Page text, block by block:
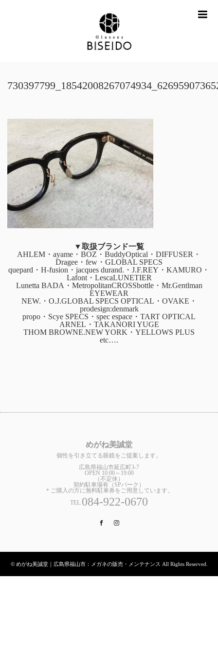
▼取扱ブランド一覧
AHLEM・ayame・BOZ・BuddyOptical・DIFFUSER・
Dragee・few・GLOBAL SPECS
quepard・H-fusion・jacques durand.・J.F.REY・KAMURO・
Lafont・LescaLUNETIER
Lunetta BADA・MetropolitanCROSSbottle・Mr.Gentlman
EYEWEAR
NEW.・O.J.GLOBAL SPECS OPTICAL・OVAKE・
prodesign:denmark
propo・Scye SPECS・spec espace・TART OPTICAL
ARNEL・TAKANORI YUGE
THOM BROWNE.NEW YORK・YELLOWS PLUS
etc….
めがね美誠堂
個性を引き立てる眼鏡をご提案します。
広島県福山市延広町3-7
OPEN 10:00～19:00
（不定休）
契約駐車場有（SPパーク）
＊ご購入の方に無料駐車券をご用意しています。
TEL.084-922-0670
Facebook
© めがね美誠堂｜広島県福山市：メガネの販売・メンテナンス All Rights Reserved.